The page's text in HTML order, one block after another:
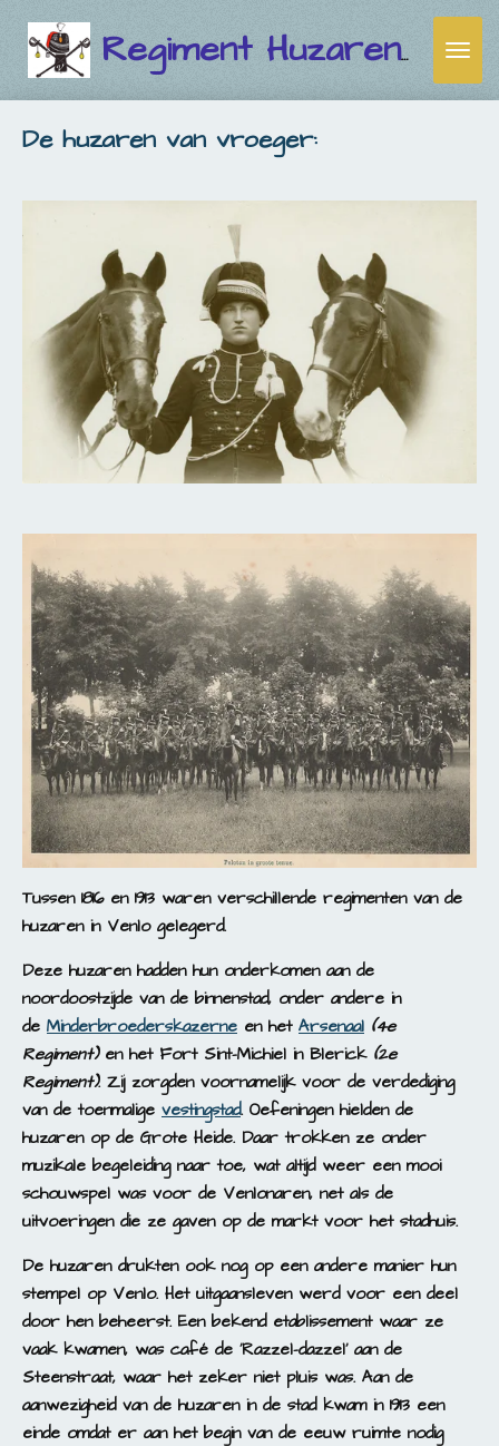
Ga
direct
naar
hoofdinhoud
Regiment Huzaren Venlo
De huzaren van vroeger:
Tussen 1816 en 1913 waren verschillende regimenten van de
huzaren in Venlo gelegerd.
Deze huzaren hadden hun onderkomen aan de
noordoostzijde van de binnenstad, onder andere in
de Minderbroederskazerne en het Arsenaal (4e
Regiment)en het Fort Sint-Michiel in Blerick (2e
Regiment). Zij zorgden voornamelijk voor de verdediging
van de toenmalige vestingstad. Oefeningen hielden de
huzaren op de Grote Heide. Daar trokken ze onder
muzikale begeleiding naar toe, wat altijd weer een mooi
schouwspel was voor de Venlonaren, net als de
uitvoeringen die ze gaven op de markt voor het stadhuis.
De huzaren drukten ook nog op een andere manier hun
stempel op Venlo. Het uitgaansleven werd voor een deel
door hen beheerst. Een bekend etablissement waar ze
vaak kwamen, was café de 'Razzel-dazzel' aan de
Steenstraat, waar het zeker niet pluis was. Aan de
aanwezigheid van de huzaren in de stad kwam in 1913 een
einde omdat er aan het begin van de eeuw ruimte nodig